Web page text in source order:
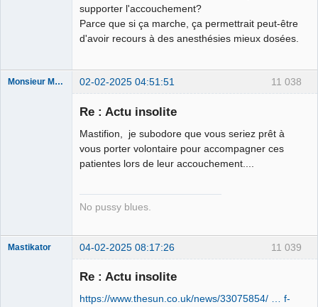
supporter l'accouchement?
Parce que si ça marche, ça permettrait peut-être
d'avoir recours à des anesthésies mieux dosées.
11 038
Monsieur Maurice 02-02-2025 04:51:51
Re : Actu insolite
Mastifion, je subodore que vous seriez prêt à
vous porter volontaire pour accompagner ces
patientes lors de leur accouchement....
No pussy blues.
11 039
Mastikator 04-02-2025 08:17:26
Re : Actu insolite
https://www.thesun.co.uk/news/33075854/ … f-